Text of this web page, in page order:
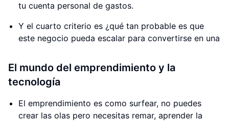
tu cuenta personal de gastos.
Y el cuarto criterio es ¿qué tan probable es que
este negocio pueda escalar para convertirse en una
El mundo del emprendimiento y la
tecnología
El emprendimiento es como surfear, no puedes
crear las olas pero necesitas remar, aprender la